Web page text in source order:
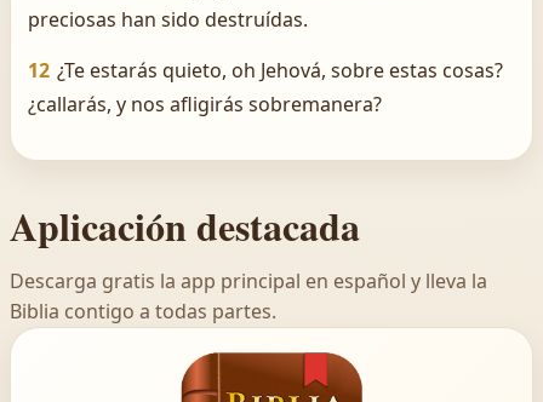
preciosas han sido destruídas.
12 ¿Te estarás quieto, oh Jehová, sobre estas cosas?
¿callarás, y nos afligirás sobremanera?
Aplicación destacada
Descarga gratis la app principal en español y lleva la
Biblia contigo a todas partes.